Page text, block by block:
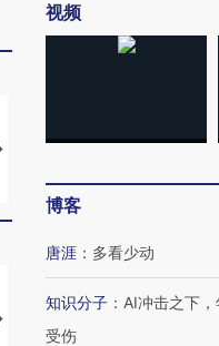
视线｜HYROX的吸金
心“花钱找虐”？
毒品
【推广】走进第四届链博
会，让数智科技“链”接产
视频
博客
唐涯 ： 多看少动
知识分子 ： AI冲击之下
受伤